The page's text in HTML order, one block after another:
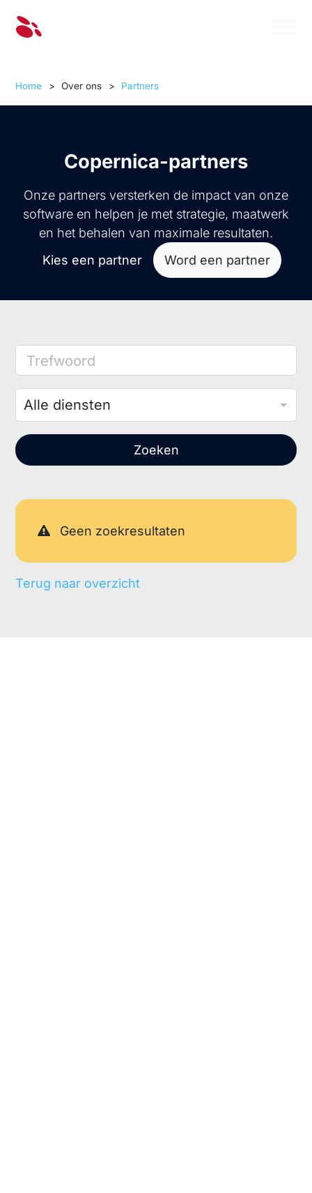
Home > Over ons > Partners
Copernica-partners
Onze partners versterken de impact van onze
software en helpen je met strategie, maatwerk
en het behalen van maximale resultaten.
Kies een partner
Word een partner
Trefwoord
Zoeken
Geen zoekresultaten
Terug naar overzicht